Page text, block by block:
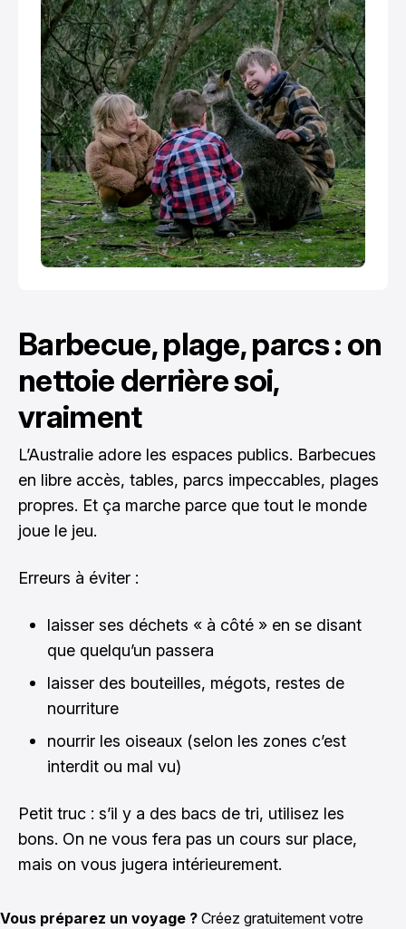
Barbecue, plage, parcs : on
nettoie derrière soi,
vraiment
L’Australie adore les espaces publics. Barbecues
en libre accès, tables, parcs impeccables, plages
propres. Et ça marche parce que tout le monde
joue le jeu.
Erreurs à éviter :
laisser ses déchets « à côté » en se disant
que quelqu’un passera
laisser des bouteilles, mégots, restes de
nourriture
nourrir les oiseaux (selon les zones c’est
interdit ou mal vu)
Petit truc : s’il y a des bacs de tri, utilisez les
bons. On ne vous fera pas un cours sur place,
mais on vous jugera intérieurement.
Vous préparez un voyage ? Créez gratuitement votre